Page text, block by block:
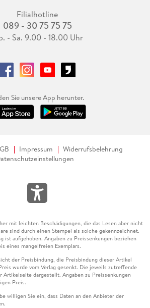
Filialhotline
089 - 30 75 75 75
- Sa. 9.00 - 18.00 Uhr
Sie unsere App herunter.
Impressum
Widerrufsbelehrung
mit leichten Beschädigungen, die das Lesen aber nicht
sind durch einen Stempel als solche gekennzeichnet.
ist aufgehoben. Angaben zu Preissenkungen beziehen
eines mangelfreien Exemplars.
der Preisbindung, die Preisbindung dieser Artikel
wurde vom Verlag gesenkt. Die jeweils zutreffende
dargestellt. Angaben zu Preissenkungen
Preis.
willigen Sie ein, dass Daten an den Anbieter der